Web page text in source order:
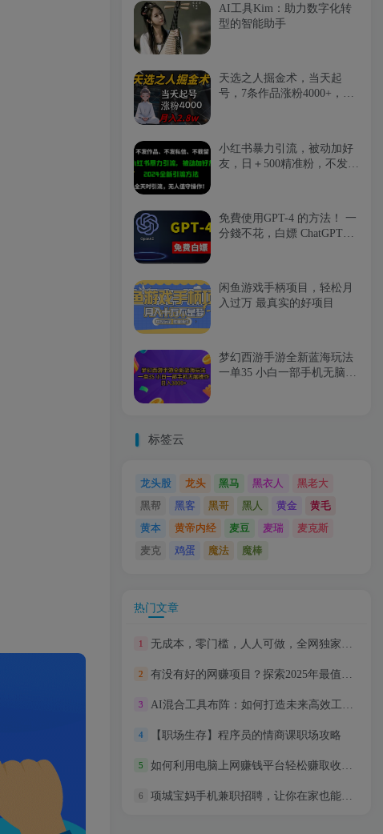
AI工具Kim：助力数字化转
型的智能助手
天选之人掘金术，当天起
号，7条作品涨粉4000+，单
小红书暴力引流，被动加好
友，日＋500精准粉，不发作
免費使用GPT-4 的方法！ 一
分錢不花，白嫖 ChatGPT专
闲鱼游戏手柄项目，轻松月
入过万 最真实的好项目
梦幻西游手游全新蓝海玩法
一单35 小白一部手机无脑操
标签云
龙头股 龙头 黑马 黑衣人
黑老大
黑帮
黑客 黑哥 黑人 黄金
黄毛
黄本
黄帝内经 麦豆 麦瑞
麦克斯
麦克
鸡蛋 魔法 魔棒
热门文章
1 无成本，零门槛，人人可做，全网独家，真实日收益500+
2 有没有好的网赚项目？探索2025年最值得尝试的几种赚钱方式
3 AI混合工具布阵：如何打造未来高效工作环境
4 【职场生存】程序员的情商课职场攻略
5 如何利用电脑上网赚钱平台轻松赚取收入？
6 项城宝妈手机兼职招聘，让你在家也能轻松赚收入！